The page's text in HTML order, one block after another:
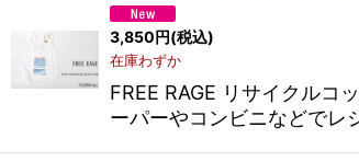
3,850円(税込)
在庫わずか
FREE RAGE リサイクルコ
ーパーやコンビニなどでレ